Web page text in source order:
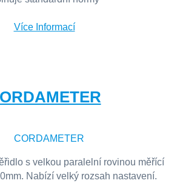
Více Informací
s velkou paralelní rovinou měřící
Nabízí velký rozsah nastavení.